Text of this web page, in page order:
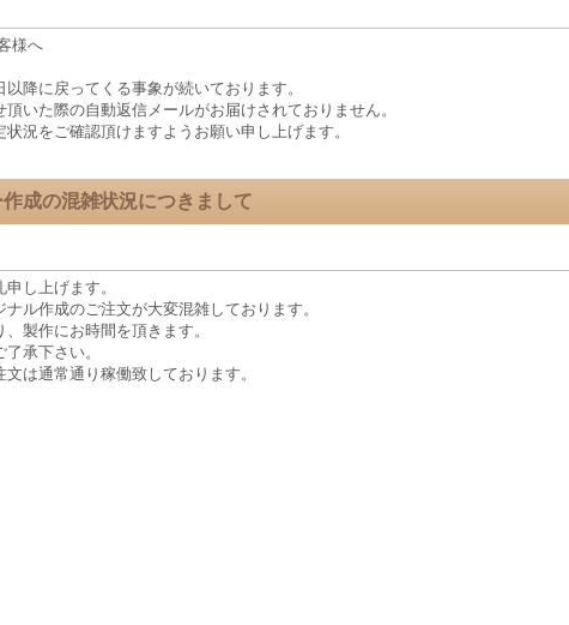
様へ
降に戻ってくる事象が続いております。
いた際の自動返信メールがお届けされておりません。
況をご確認頂けますようお願い申し上げます。
成の混雑状況につきまして
し上げます。
ル作成のご注文が大変混雑しております。
製作にお時間を頂きます。
承下さい。
は通常通り稼働致しております。